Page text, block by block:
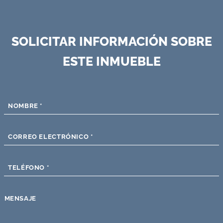
SOLICITAR INFORMACIÓN SOBRE
ESTE INMUEBLE
NOMBRE *
CORREO ELECTRÓNICO *
TELÉFONO *
MENSAJE